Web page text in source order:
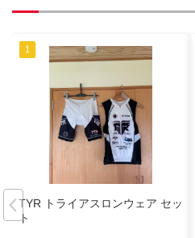
TYR トライアスロンウェア セッ
ト